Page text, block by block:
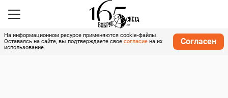
На информационном ресурсе применяются cookie-файлы.
Оставаясь на сайте, вы подтверждаете свое согласие на их
использование.
Согласен